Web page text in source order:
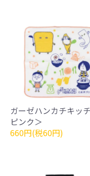
ガーゼハンカチキッ
ピンク＞
660円(税60円)